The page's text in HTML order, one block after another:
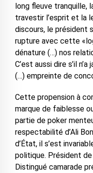
long fleuve tranquille,
travestir l’esprit et la
discours, le président
rupture avec cette
dénature (…) nos
C’est aussi dire s’il
(…) empreinte de
Cette propension à
marque de faiblesse
partie de poker
respectabilité d’Ali
d’État, il s’est
politique. Président
Distingué camarade